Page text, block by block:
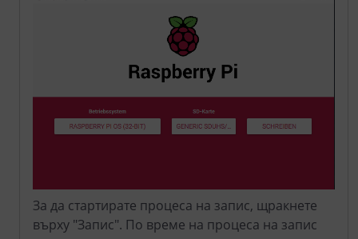
За да стартирате процеса на запис, щракнете
върху "Запис". По време на процеса на запис